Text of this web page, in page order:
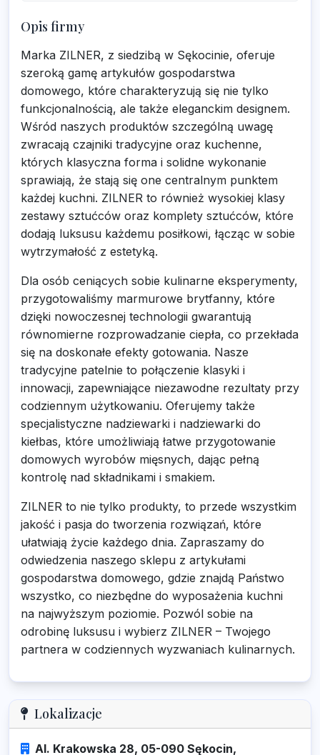
Opis firmy
Marka ZILNER, z siedzibą w Sękocinie, oferuje
szeroką gamę artykułów gospodarstwa
domowego, które charakteryzują się nie tylko
funkcjonalnością, ale także eleganckim designem.
Wśród naszych produktów szczególną uwagę
zwracają czajniki tradycyjne oraz kuchenne,
których klasyczna forma i solidne wykonanie
sprawiają, że stają się one centralnym punktem
każdej kuchni. ZILNER to również wysokiej klasy
zestawy sztućców oraz komplety sztućców, które
dodają luksusu każdemu posiłkowi, łącząc w sobie
wytrzymałość z estetyką.
Dla osób ceniących sobie kulinarne eksperymenty,
przygotowaliśmy marmurowe brytfanny, które
dzięki nowoczesnej technologii gwarantują
równomierne rozprowadzanie ciepła, co przekłada
się na doskonałe efekty gotowania. Nasze
tradycyjne patelnie to połączenie klasyki i
innowacji, zapewniające niezawodne rezultaty przy
codziennym użytkowaniu. Oferujemy także
specjalistyczne nadziewarki i nadziewarki do
kiełbas, które umożliwiają łatwe przygotowanie
domowych wyrobów mięsnych, dając pełną
kontrolę nad składnikami i smakiem.
ZILNER to nie tylko produkty, to przede wszystkim
jakość i pasja do tworzenia rozwiązań, które
ułatwiają życie każdego dnia. Zapraszamy do
odwiedzenia naszego sklepu z artykułami
gospodarstwa domowego, gdzie znajdą Państwo
wszystko, co niezbędne do wyposażenia kuchni
na najwyższym poziomie. Pozwól sobie na
odrobinę luksusu i wybierz ZILNER – Twojego
partnera w codziennych wyzwaniach kulinarnych.
Lokalizacje
Al. Krakowska 28, 05-090 Sękocin,